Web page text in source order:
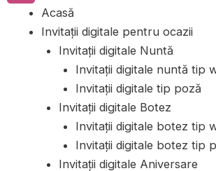
Acasă
Invitații digitale pentru ocazii
Invitații digitale Nuntă
Invitații digitale nuntă tip
Invitații digitale tip poză
Invitații digitale Botez
Invitații digitale botez tip
Invitații digitale botez tip
Invitații digitale Aniversare